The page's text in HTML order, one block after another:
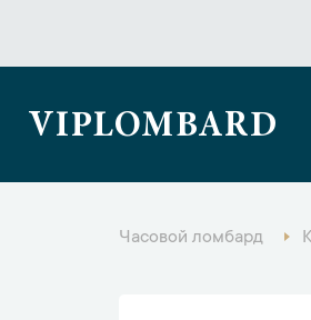
VIPLOMBARD
Часовой ломбард